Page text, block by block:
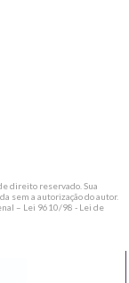
direito reservado. Sua
sem a autorização do autor.
– Lei 9610/98 - Lei de